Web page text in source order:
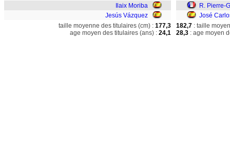
Ilaix Moriba
Jesús Vázquez
R. Pierre-
José
taille moyenne des titulaires (cm) : 177,3
age moyen des titulaires (ans) : 24,1
182,7 : taille
28,3 : age moyen